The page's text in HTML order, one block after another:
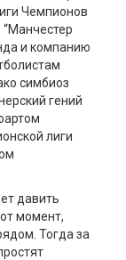
Чемпионов
и компанию
симбиоз
гений
лиги
давить
момент,
Тогда за